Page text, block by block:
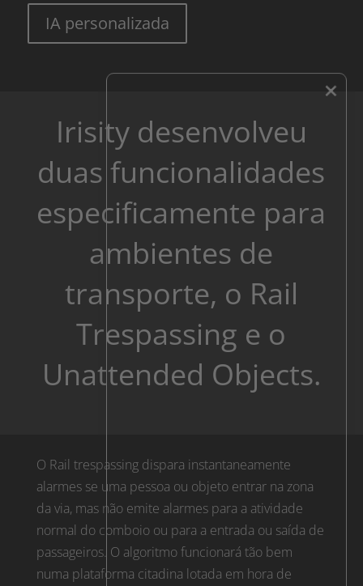
IA personalizada
Irisity desenvolveu
duas funcionalidades
especificamente para
ambientes de
transporte, o Rail
Trespassing e o
Unattended Objects.
O Rail trespassing dispara instantaneamente
alarmes se uma pessoa ou objeto entrar na zona
da via, mas não emite alarmes para a atividade
normal do comboio ou para a entrada ou saída de
passageiros. O algoritmo funcionará tão bem
numa plataforma citadina lotada em hora de
×